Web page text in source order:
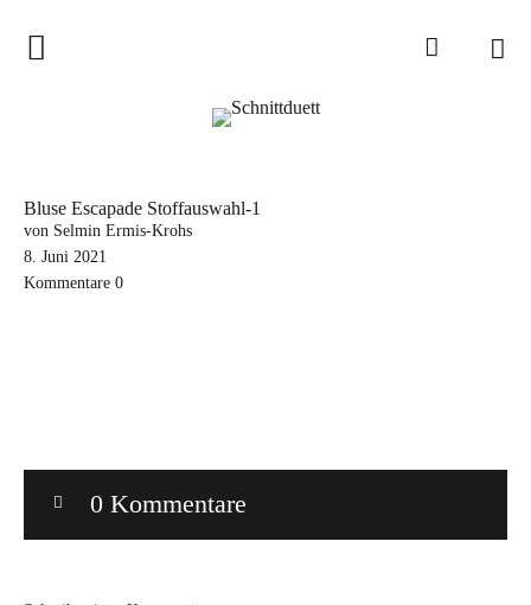
Home
Schnittduett Magazin
Tipps zur Schnittanpassung
Wir sagen Danke und Good
Bluse Escapade Stoffauswahl-1
von Selmin Ermis-Krohs
8. Juni 2021
Kommentare 0
0 Kommentare